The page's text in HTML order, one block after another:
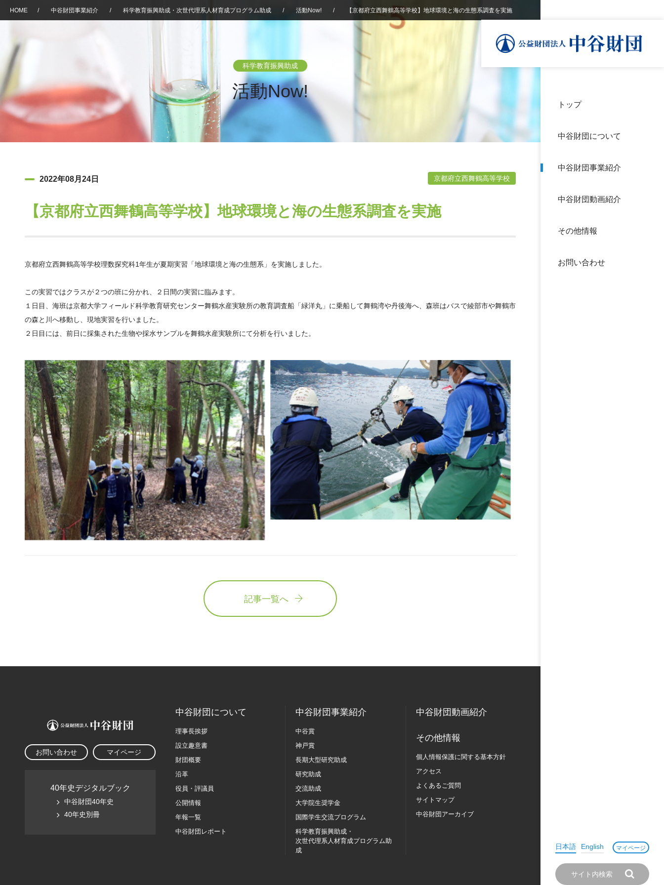
トップ
中谷財団について
中谷財団事業紹介
中谷財団動画紹介
その他情報
お問い合わせ
日本語 English マイページ
HOME / 中谷財団事業紹介 / 科学教育振興助成・次世代理系人材育成プログラム助成 / 活動Now! / 【京都府立西舞鶴高等学校】地球環境と海の生態系調査を実施
科学教育振興助成
活動Now!
2022年08月24日 京都府立西舞鶴高等学校
【京都府立西舞鶴高等学校】地球環境と海の生態系調査を実施
京都府立西舞鶴高等学校理数探究科1年生が夏期実習「地球環境と海の生態系」を実施しました。
この実習ではクラスが２つの班に分かれ、２日間の実習に臨みます。
１日目、海班は京都大学フィールド科学教育研究センター舞鶴水産実験所の教育調査船「緑洋丸」に乗船して舞鶴湾や丹後海へ、森班はバスで綾部市や舞鶴市
の森と川へ移動し、現地実習を行いました。
２日目には、前日に採集された生物や採水サンプルを舞鶴水産実験所にて分析を行いました。
記事一覧へ
お問い合わせ マイページ
40年史デジタルブック
中谷財団40年史
40年史別冊
中谷財団について
理事長挨拶
設立趣意書
財団概要
沿革
役員・評議員
公開情報
年報一覧
中谷財団レポート
中谷財団事業紹介
中谷賞
神戸賞
長期大型研究助成
研究助成
交流助成
大学院生奨学金
国際学生交流プログラム
科学教育振興助成・
次世代理系人材育成プログラム助
成
中谷財団動画紹介
その他情報
個人情報保護に関する基本方針
アクセス
よくあるご質問
サイトマップ
中谷財団アーカイブ